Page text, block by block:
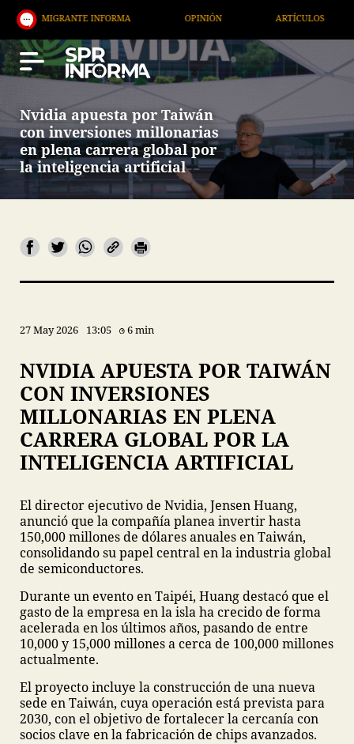
INFORMA OPINIÓN ARTÍCULOS ARTE /
Nvidia apuesta por Taiwán
con inversiones millonarias
en plena carrera global por
la inteligencia artificial
27 May 2026 13:05 6 min
NVIDIA APUESTA POR TAIWÁN
CON INVERSIONES
MILLONARIAS EN PLENA
CARRERA GLOBAL POR LA
INTELIGENCIA ARTIFICIAL
El director ejecutivo de Nvidia, Jensen Huang,
anunció que la compañía planea invertir hasta
150,000 millones de dólares anuales en Taiwán,
consolidando su papel central en la industria global
de semiconductores.
Durante un evento en Taipéi, Huang destacó que el
gasto de la empresa en la isla ha crecido de forma
acelerada en los últimos años, pasando de entre
10,000 y 15,000 millones a cerca de 100,000 millones
actualmente.
El proyecto incluye la construcción de una nueva
sede en Taiwán, cuya operación está prevista para
2030, con el objetivo de fortalecer la cercanía con
socios clave en la fabricación de chips avanzados.